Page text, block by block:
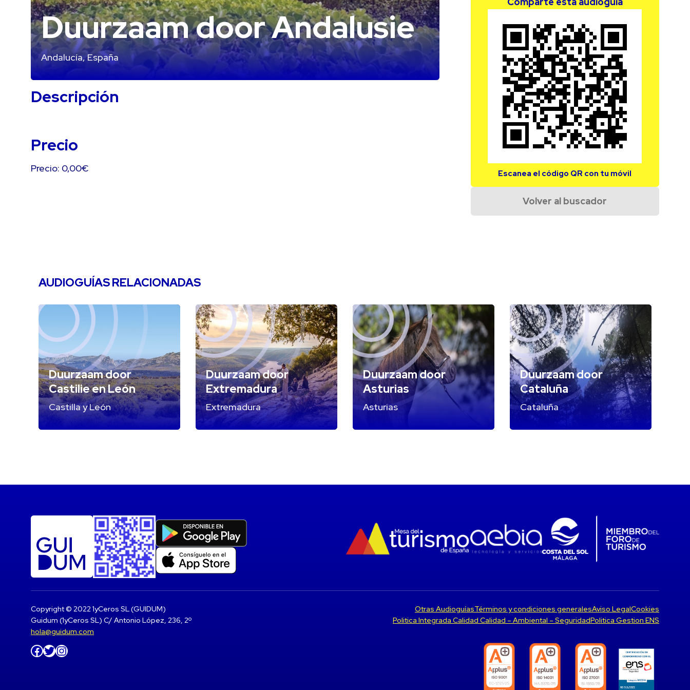
Duurzaam door Andalusie
Andalucía, España
Descripción
Precio
Precio: 0,00€ Escanea el código QR con tu móvil
Volver al buscador
AUDIOGUÍAS RELACIONADAS
Duurzaam door
Castilie en León
Castilla y León
Duurzaam door
Extremadura
Extremadura
Duurzaam door
Asturias
Asturias
Duurzaam door
Cataluña
Cataluña
Copyright © 2022 1yCeros SL (GUIDUM)
Guidum (1yCeros SL) C/ Antonio López, 236, 2º
hola@guidum.com
Facebook Twitter Instagram
Otras AudioguíasTérminos y condiciones generalesAviso LegalCookies
Politica Integrada Calidad Calidad – Ambiental – SeguridadPolitica Gestion ENS